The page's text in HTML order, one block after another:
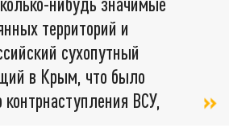
территорий и
сухопутный
в Крым, что было
ВСУ,